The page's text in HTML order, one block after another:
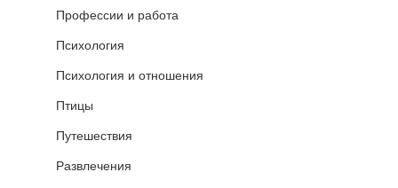
Профессии и работа
Психология
Психология и отношения
Птицы
Путешествия
Развлечения